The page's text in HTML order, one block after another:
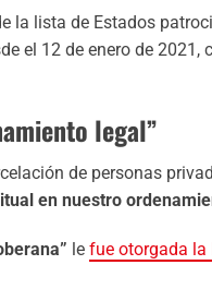
la lista de Estados
el 12 de enero de 2021,
legal”
de personas
en nuestro
le fue otorgada la